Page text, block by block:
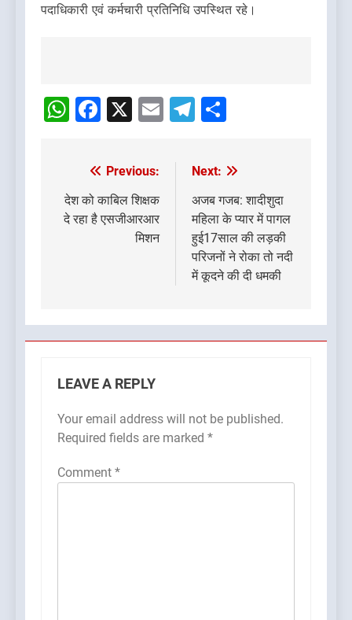
पदाधिकारी एवं कर्मचारी प्रतिनिधि उपस्थित रहे।
navigation
WhatsApp
Facebook
X EmailTelegram
Post
navigation
Previous:
देश को काबिल शिक्षक
दे रहा है एसजीआरआर
मिशन
Next:
अजब गजब: शादीशुदा
महिला के प्यार में पागल
हुई17साल‌ की लड़की
परिजनों ने रोका तो नदी
में कूदने की दी धमकी
LEAVE A REPLY
Your email address will not be published.
Required fields are marked *
Comment *